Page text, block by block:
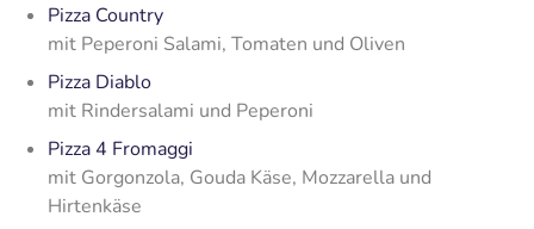
Pizza Country
mit Peperoni Salami, Tomaten und Oliven
Pizza Diablo
mit Rindersalami und Peperoni
Pizza 4 Fromaggi
mit Gorgonzola, Gouda Käse, Mozzarella und
Hirtenkäse